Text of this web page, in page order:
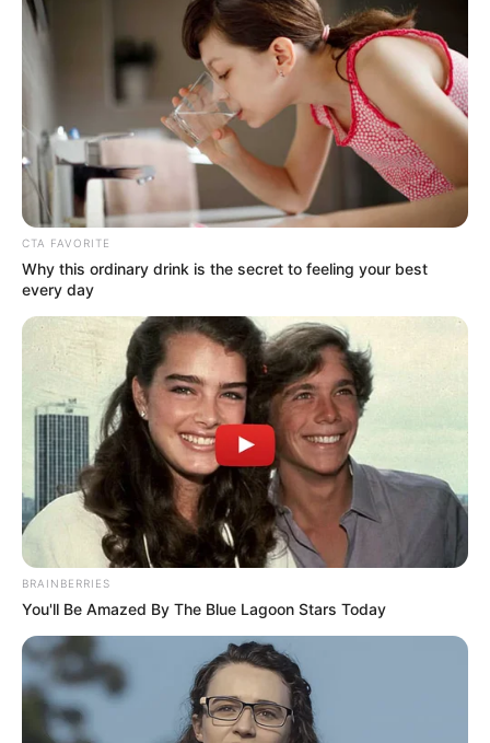
– Na, melyik egy férfi három legfontosabb testrésze?
– Az agy… a szív… és a pénisz – motyogja az asszony félálomban.
Ugyanezt megismétlik hajnal egykor és háromkor is.
A vetélkedőn aztán a műsorvezető felteszi a döntő kérdést:
– Nos, a kérdés így hangzik: „Melyik egy férfi három legfontosabb
testrésze?”
– Öööö, az agy – hebegi a nő izgatottan.
– Úgy van! – kiáltja a műsorvezető.